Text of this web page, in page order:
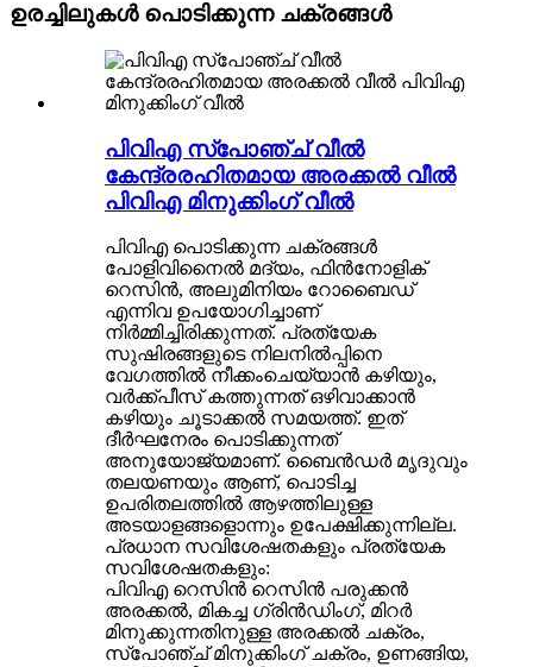
ഉരച്ചിലുകൾ പൊടിക്കുന്ന ചക്രങ്ങൾ
പിവിഎ സ്പോഞ്ച് വീൽ
കേന്ദ്രരഹിതമായ അരക്കൽ വീൽ
പിവിഎ മിനുക്കിംഗ് വീൽ
പിവിഎ പൊടിക്കുന്ന ചക്രങ്ങൾ
പോളിവിനൈൽ മദ്യം, ഫിൻനോളിക്
റെസിൻ, അലുമിനിയം റോബൈഡ്
എന്നിവ ഉപയോഗിച്ചാണ്
നിർമ്മിച്ചിരിക്കുന്നത്. പ്രത്യേക
സുഷിരങ്ങളുടെ നിലനിൽപ്പിനെ
വേഗത്തിൽ നീക്കംചെയ്യാൻ കഴിയും,
വർക്ക്പീസ് കത്തുന്നത് ഒഴിവാക്കാൻ
കഴിയും ചൂടാക്കൽ സമയത്ത്. ഇത്
ദീർഘനേരം പൊടിക്കുന്നത്
അനുയോജ്യമാണ്. ബൈൻഡർ മൃദുവും
തലയണയും ആണ്, പൊടിച്ച
ഉപരിതലത്തിൽ ആഴത്തിലുള്ള
അടയാളങ്ങളൊന്നും ഉപേക്ഷിക്കുന്നില്ല.
പ്രധാന സവിശേഷതകളും പ്രത്യേക
സവിശേഷതകളും:
പിവിഎ റെസിൻ റെസിൻ പരുക്കൻ
അരക്കൽ, മികച്ച ഗ്രിൻഡിംഗ്, മിറർ
മിനുക്കുന്നതിനുള്ള അരക്കൽ ചക്രം,
സ്പോഞ്ച് മിനുക്കിംഗ് ചക്രം, ഉണങ്ങിയ,